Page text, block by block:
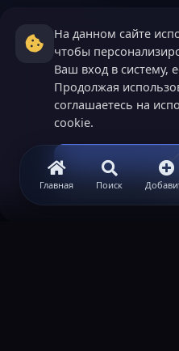
Главная Поиск
На данном сайте
чтобы
Ваш вход в систему,
Продолжая
соглашаетесь на
cookie.